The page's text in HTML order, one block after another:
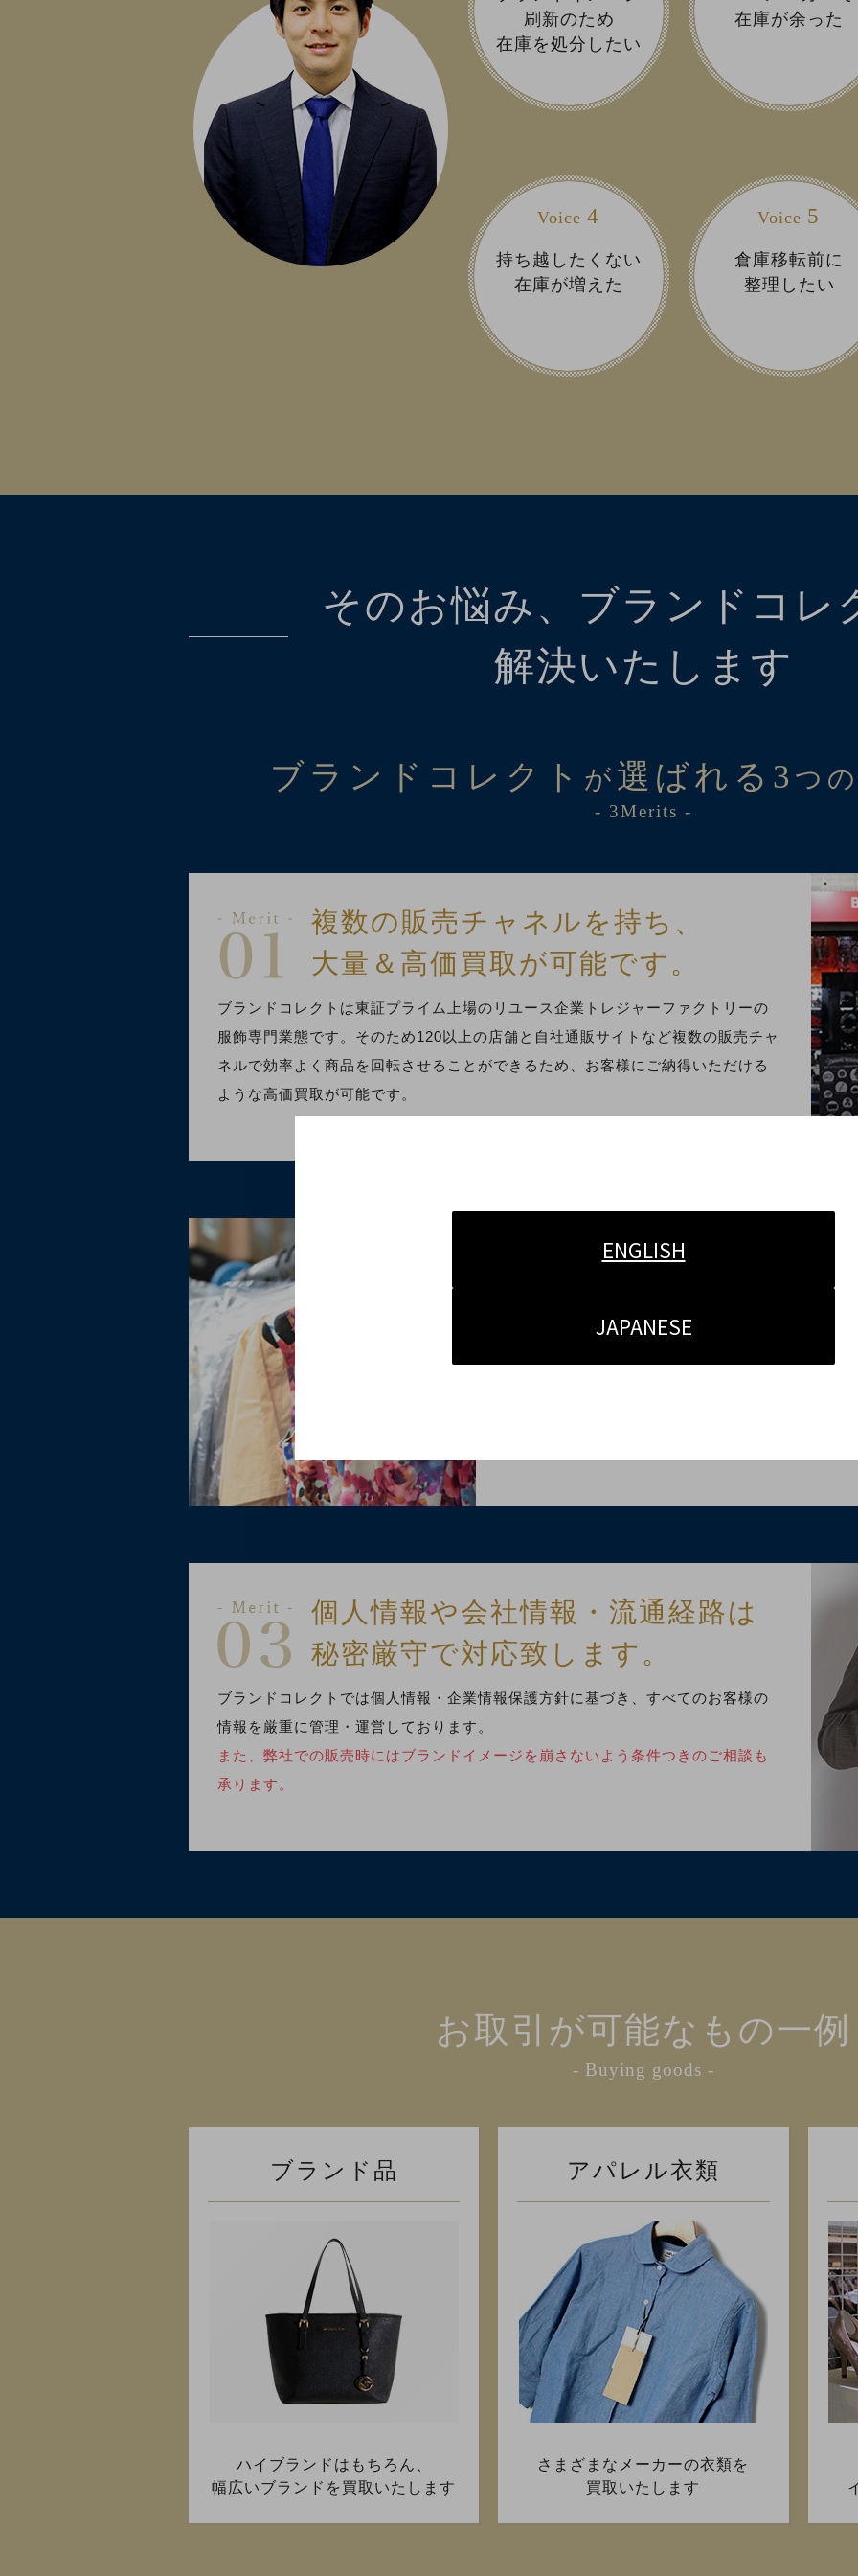
ENGLISH
JAPANESE
刷新のため
在庫を処分したい
在庫が余った
Voice4
持ち越したくない
在庫が増えた
Voice 5
倉庫移転前に
整理したい
そのお悩み、ブランドコレ
解決いたします
ブランドコレクト が 選ばれる3 つ
- 3Merits -
複数の販売チャネルを持ち、
大量＆高価買取が可能です。
ブランドコレクトは東証プライム上場のリユース企業トレジャーファクトリーの
服飾専門業態です。そのため120以上の店舗と自社通販サイトなど複数の販売チャ
ネルで効率よく商品を回転させることができるため、お客様にご納得いただける
ような高価買取が可能です。
在庫状況に合わせ
個人情報や会社情報・流通経路は
秘密厳守で対応致します。
ブランドコレクトでは個人情報・企業情報保護方針に基づき、すべてのお客様の
情報を厳重に管理・運営しております。
また、弊社での販売時にはブランドイメージを崩さないよう条件つきのご相談も
承ります。
お取引が可能なもの一例
- Buying goods -
ブランド品
ハイブランドはもちろん、
幅広いブランドを買取いたします
アパレル衣類
さまざまなメーカーの衣類を
買取いたします